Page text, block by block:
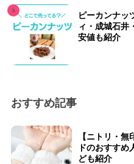
ピーカンナッ
ィ・成城石井
安値も紹介
おすすめ記事
【ニトリ・
ドのおすす
ども紹介